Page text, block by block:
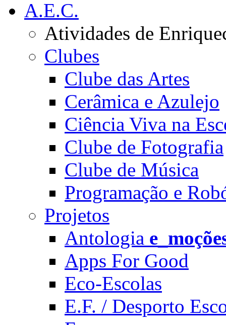
A.E.C.
Atividades de
Clubes
Clube das Artes
Cerâmica e Azulejo
Ciência Viva na
Clube de Fotografia
Clube de Música
Programação e
Projetos
Antologia
Apps For Good
Eco-Escolas
E.F. / Desporto